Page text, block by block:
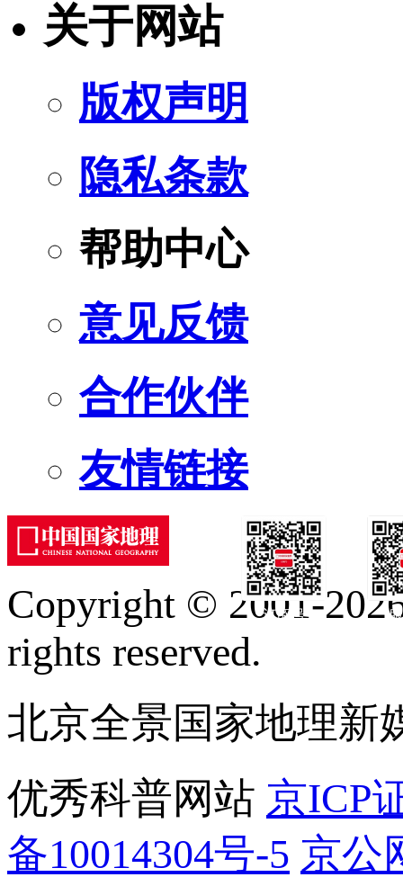
关于网站
版权声明
隐私条款
帮助中心
意见反馈
合作伙伴
友情链接
订阅号
Copyright © 2001-
rights reserved.
北京全景国家地理新
优秀科普网站 京ICP
备10014304号-5 京公